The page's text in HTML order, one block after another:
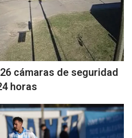
cámaras de seguridad
horas